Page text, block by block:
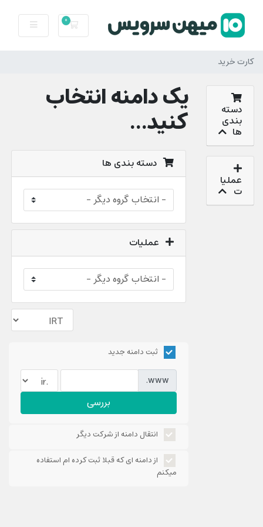
0
کارت خرید
کارت خرید
دسته
بندی
ها
عملیا
ت
یک دامنه انتخاب
کنید...
دسته بندی ها
عملیات
ثبت دامنه جدید
www.
بررسی
انتقال دامنه از شرکت دیگر
از دامنه ای که قبلا ثبت کرده ام استفاده
میکنم